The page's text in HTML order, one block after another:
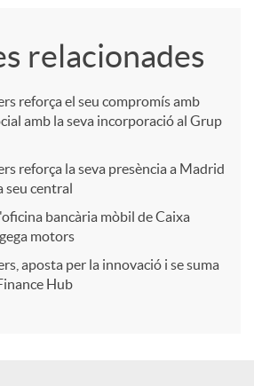
relacionades
reforça el seu compromís amb
amb la seva incorporació al Grup
reforça la seva presència a Madrid
seu central
bancària mòbil de Caixa
motors
aposta per la innovació i se suma
Hub